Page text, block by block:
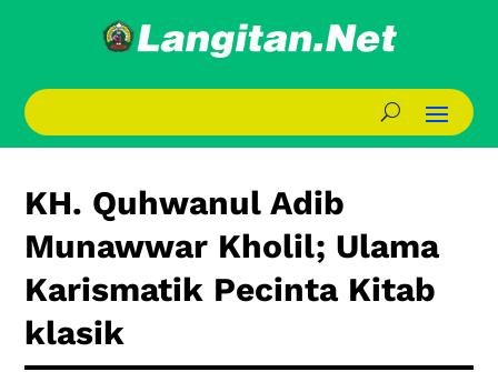
KH. Quhwanul Adib
Munawwar Kholil; Ulama
Karismatik Pecinta Kitab
klasik